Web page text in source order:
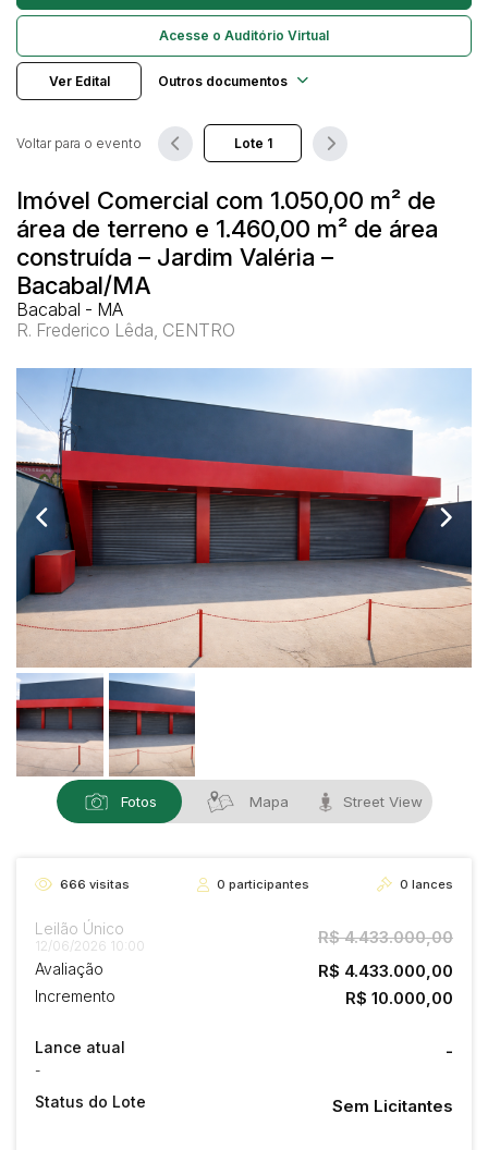
Máquina Varredeira
Motos
Pá Carregadeira
Utilitário & furgão
Acesse o Auditório Virtual
Ver Edital Outros documentos
Imóvel Comercial com 1.050,00 m² de
área de terreno e 1.460,00 m² de área
construída – Jardim Valéria –
Bacabal/MA
Bacabal - MA
R. Frederico Lêda, CENTRO
Voltar para o evento
Fotos Mapa Street View
666 visitas 0 participantes 0 lances
Leilão Único
12/06/2026 10:00 R$ 4.433.000,00
Avaliação R$ 4.433.000,00
Incremento R$ 10.000,00
Lance atual
-
-
Status do Lote Sem Licitantes